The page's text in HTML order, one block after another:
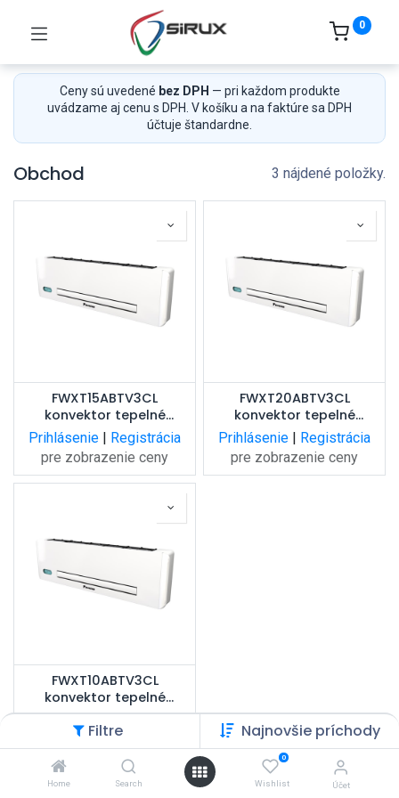
Filtre Najnovšie príchody
Home Search
0
Wishlist Účet
0
Ceny sú uvedené bez DPH — pri každom produkte
uvádzame aj cenu s DPH. V košíku a na faktúre sa DPH
účtuje štandardne.
Obchod 3 nájdené položky.
FWXT15ABTV3CL
konvektor tepelné
čerpadla s výkonom 1,02
kW, pripojenie vľavo, s IR
ovládačom
Prihlásenie | Registrácia
pre zobrazenie ceny
FWXT20ABTV3CL
konvektor tepelné
čerpadla s výkonom 1,19
kW, pripojenie vľavo, s IR
ovládačom
Prihlásenie | Registrácia
pre zobrazenie ceny
FWXT10ABTV3CL
konvektor tepelné
čerpadla s výkonom 0,79
kW, pripojenie vľavo, s IR
ovládačom
Prihlásenie|Registrácia
pre zobrazenie ceny